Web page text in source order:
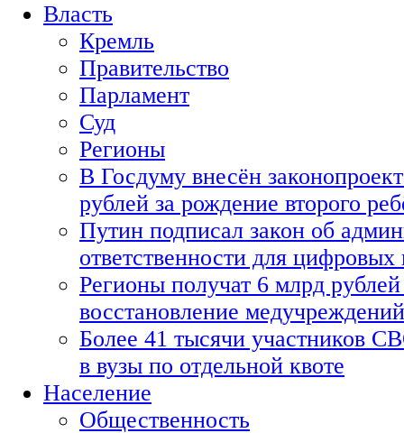
Власть
Кремль
Правительство
Парламент
Суд
Регионы
В Госдуму внесён
рублей за рождение второго
Путин подписал закон об
ответственности для
Регионы получат 6 млрд рублей
восстановление медучреждений
Более 41 тысячи участников
в вузы по отдельной квоте
Население
Общественность